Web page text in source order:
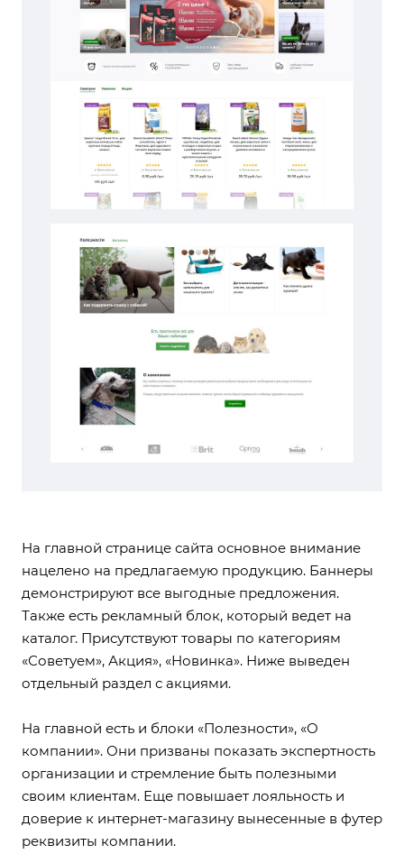
На главной странице сайта основное внимание
нацелено на предлагаемую продукцию. Баннеры
демонстрируют все выгодные предложения.
Также есть рекламный блок, который ведет на
каталог. Присутствуют товары по категориям
«Советуем», Акция», «Новинка». Ниже выведен
отдельный раздел с акциями.
На главной есть и блоки «Полезности», «О
компании». Они призваны показать экспертность
организации и стремление быть полезными
своим клиентам. Еще повышает лояльность и
доверие к интернет-магазину вынесенные в футер
реквизиты компании.